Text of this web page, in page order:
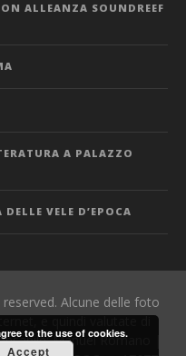
ALLEANZA SOUNDREEF
A PALAZZO
VELE D’EPOCA
Alcune delle foto
Manuel Romano |
to the use of cookies.
Accept